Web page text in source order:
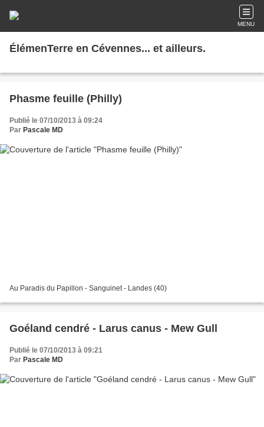
MENU
ÉlémenTerre en Cévennes... et ailleurs.
Phasme feuille (Philly)
Publié le 07/10/2013 à 09:24
Par Pascale MD
Au Paradis du Papillon - Sanguinet - Landes (40)
Goéland cendré - Larus canus - Mew Gull
Publié le 07/10/2013 à 09:21
Par Pascale MD